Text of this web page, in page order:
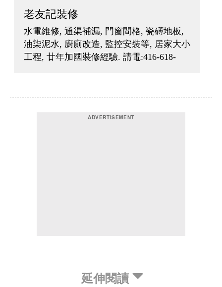
延伸閱讀